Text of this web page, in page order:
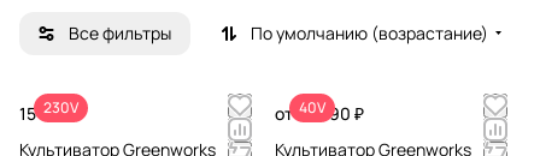
Все фильтры По умолчанию (возрастание)
230V
15 990 ₽
Культиватор Greenworks
40V
от 19 990 ₽
Культиватор Greenworks